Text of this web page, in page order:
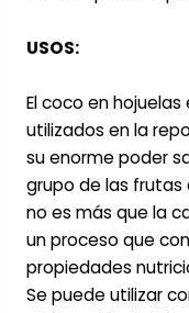
USOS:
El coco en
utilizados en la
su enorme poder
grupo de las frutas
no es más que la
un proceso que
propiedades
Se puede utilizar